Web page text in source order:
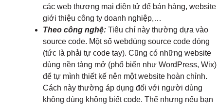
các web thương mại điện tử để bán hàng, website
giới thiệu công ty doanh nghiệp,…
Theo công nghệ: Tiêu chí này thường dựa vào
source code. Một số webdùng source code đóng
(tức là phải tự code tay). Cũng có những website
dùng nền tảng mở (phổ biến như WordPress, Wix)
để tự mình thiết kế nên một website hoàn chỉnh.
Cách này thường áp dụng đối với người dùng
không dùng không biết code. Thế nhưng nếu bạn